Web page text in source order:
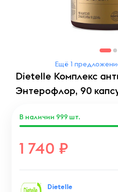
Ещё 1
Dietelle Комплекс
Энтерофлор, 90
1 740
В наличии 999 шт.
Dietelle